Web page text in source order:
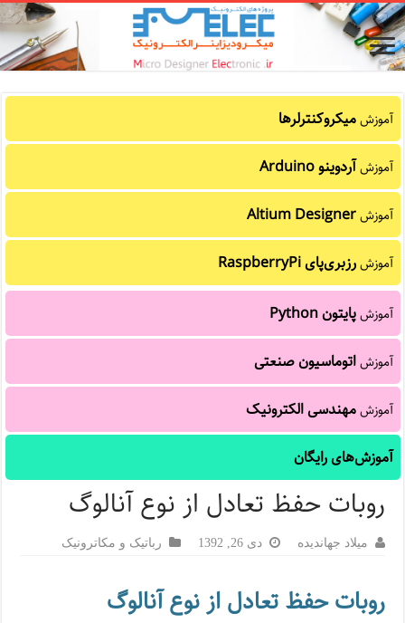
آموزشمیکروکنترلرها
آموزشآردوینو Arduino
آموزشAltium Designer
آموزشرزبری‌پای RaspberryPi
آموزشپایتون Python
آموزشاتوماسیون صنعتی
آموزشمهندسی الکترونیک
آموزش‌های رایگان
روبات حفظ تعادل از نوع آنالوگ
میلاد جهاندیده دی 26, 1392 رباتیک و مکاترونیک
روبات حفظ تعادل از نوع آنالوگ